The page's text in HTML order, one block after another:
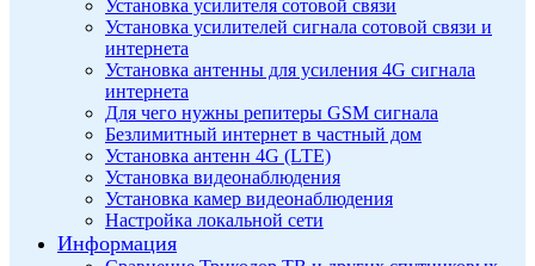
Установка усилителя сотовой связи
Установка усилителей сигнала сотовой связи и
интернета
Установка антенны для усиления 4G сигнала
интернета
Для чего нужны репитеры GSM сигнала
Безлимитный интернет в частный дом
Установка антенн 4G (LTE)
Установка видеонаблюдения
Установка камер видеонаблюдения
Настройка локальной сети
Информация